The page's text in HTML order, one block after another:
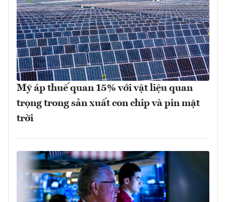
Mỹ áp thuế quan 15% với vật liệu quan
trọng trong sản xuất con chip và pin mặt
trời